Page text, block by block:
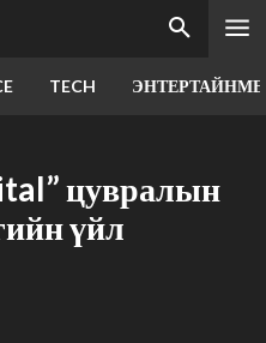
TECH
цувралын
үйл